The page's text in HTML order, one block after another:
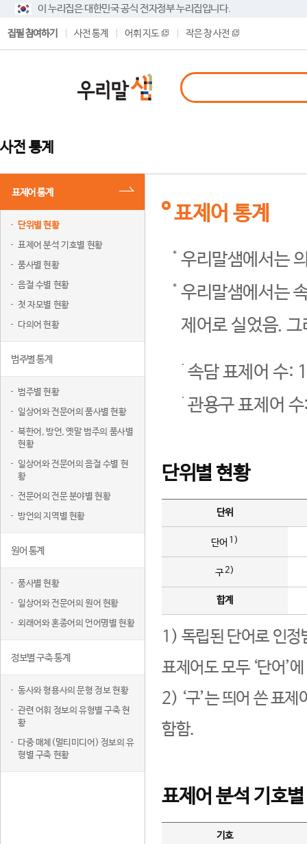
이 누리집은 대한민국 공식 전자정부 누리집입니다.
집필 참여하기 사전 통계 어휘 지도 작은 창 사전
사전 통계
표제어 통계
단위별 현황
표제어 분석 기호별 현황
품사별 현황
음절 수별 현황
첫 자모별 현황
다의어 현황
범주별 통계
범주별 현황
일상어와 전문어의 품사별 현황
북한어, 방언, 옛말 범주의 품사별
현황
일상어와 전문어의 음절 수별 현
황
전문어의 전문 분야별 현황
방언의 지역별 현황
원어 통계
품사별 현황
일상어와 전문어의 원어 현황
외래어와 혼종어의 언어명별 현황
정보별 구축 통계
동사와 형용사의 문형 정보 현황
관련 어휘 정보의 유형별 구축 현
황
다중 매체(멀티미디어) 정보의 유
형별 구축 현황
표제어 통계
우리말샘에서는
우리말샘에서는
제어로 실었음.
속담 표제어 수:
관용구 표제어
단위별 현황
단위
단어 1)
구2)
합계
1) 독립된 단어로 인정
표제어도 모두 ‘단어’
2) ‘구’는 띄어 쓴 표
함함.
표제어 분석 기호
기호